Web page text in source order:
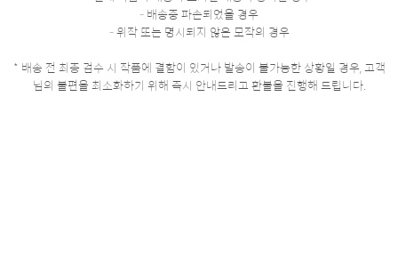
- 배송중 파손되었을 경우
- 위작 또는 명시되지 않은 모작의 경우
* 배송 전 최종 검수 시 작품에 결함이 있거나 발송이 불가능한 상황일 경우, 고객
님의 불편을 최소화하기 위해 즉시 안내드리고 환불을 진행해 드립니다.